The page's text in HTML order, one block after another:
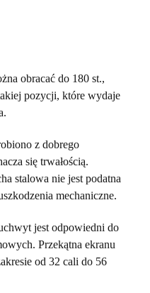
obracać do 180 st.,
pozycji, które wydaje
z dobrego
się trwałością.
stalowa nie jest podatna
mechaniczne.
jest odpowiedni do
Przekątna ekranu
od 32 cali do 56